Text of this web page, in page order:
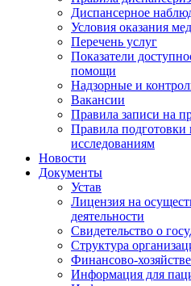
Диспансерное
Условия оказания
Перечень услуг
Показатели
помощи
Надзорные и
Вакансии
Правила записи на
Правила подготовки
исследованиям
Новости
Документы
Устав
Лицензия на
деятельности
Свидетельство о
Структура
Финансово-
Информация для